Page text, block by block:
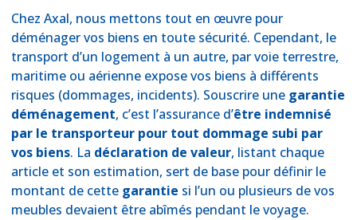
Chez Axal, nous mettons tout en œuvre pour
déménager vos biens en toute sécurité. Cependant, le
transport d’un logement à un autre, par voie terrestre,
maritime ou aérienne expose vos biens à différents
risques (dommages, incidents). Souscrire une garantie
déménagement, c’est l’assurance d’être indemnisé
par le transporteur pour tout dommage subi par
vos biens. La déclaration de valeur, listant chaque
article et son estimation, sert de base pour définir le
montant de cette garantie si l’un ou plusieurs de vos
meubles devaient être abîmés pendant le voyage.